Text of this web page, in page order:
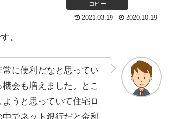
コピー
2021.03.19 2020.10.19
。
に便利だなと思ってい
会も増えました。とこ
うと思っていて住宅ロ
でネット銀行だと金利